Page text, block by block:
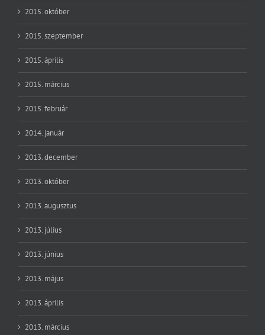
2015. október
2015. szeptember
2015. április
2015. március
2015. február
2014. január
2013. december
2013. október
2013. augusztus
2013. július
2013. június
2013. május
2013. április
2013. március